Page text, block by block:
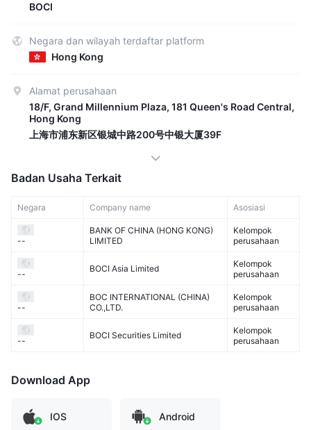
BOCI
Negara dan wilayah terdaftar platform
Hong Kong
Alamat perusahaan
18/F, Grand Millennium Plaza, 181 Queen's Road Central,
Hong Kong
上海市浦东新区银城中路200号中银大厦39F
Badan Usaha Terkait
Negara Company name Asosiasi
--
BANK OF CHINA (HONG KONG)
LIMITED
Kelompok
perusahaan
--
BOCI Asia Limited
Kelompok
perusahaan
--
BOC INTERNATIONAL (CHINA)
CO.,LTD.
Kelompok
perusahaan
--
BOCI Securities Limited
Kelompok
perusahaan
Download App
IOS Android